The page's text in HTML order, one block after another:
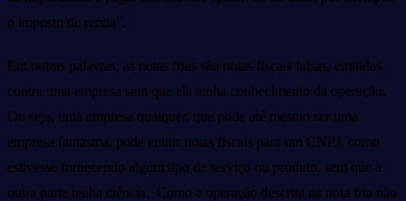
o imposto de renda”.
Em outras palavras, as notas frias são notas fiscais falsas, emitidas
contra uma empresa sem que ela tenha conhecimento da operação.
Ou seja, uma empresa qualquer, que pode até mesmo ser uma
empresa fantasma, pode emitir notas fiscais para um CNPJ, como
estivesse fornecendo algum tipo de serviço ou produto, sem que a
outra parte tenha ciência. Como a operação descrita na nota fria não